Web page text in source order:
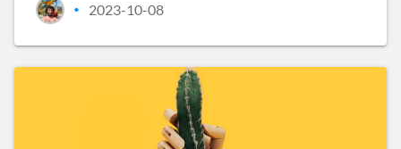
• 2023-10-08